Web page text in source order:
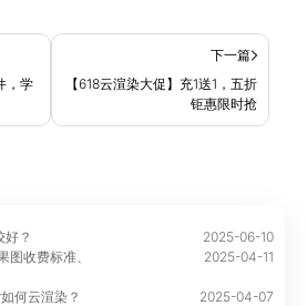
，学
下一篇
【618云渲染大促】充1送1，五折
钜惠限时抢
？
2025-06-10
收费标准、
2025-04-11
何云渲染？
2025-04-07